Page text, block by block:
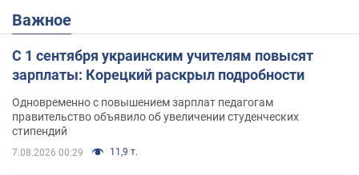
Важное
С 1 сентября украинским учителям повысят
зарплаты: Корецкий раскрыл подробности
Одновременно с повышением зарплат педагогам
правительство объявило об увеличении студенческих
стипендий
7.08.2026 00:29 11,9 т.